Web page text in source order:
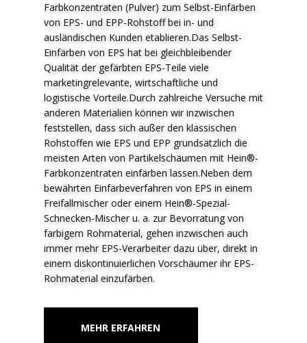
Farbkonzentraten (Pulver) zum Selbst-Einfärben
von EPS- und EPP-Rohstoff bei in- und
ausländischen Kunden etablieren.Das Selbst-
Einfärben von EPS hat bei gleichbleibender
Qualität der gefärbten EPS-Teile viele
marketingrelevante, wirtschaftliche und
logistische Vorteile.Durch zahlreiche Versuche mit
anderen Materialien können wir inzwischen
feststellen, dass sich außer den klassischen
Rohstoffen wie EPS und EPP grundsätzlich die
meisten Arten von Partikelschäumen mit Hein®-
Farbkonzentraten einfärben lassen.Neben dem
bewährten Einfärbeverfahren von EPS in einem
Freifallmischer oder einem Hein®-Spezial-
Schnecken-Mischer u. a. zur Bevorratung von
farbigem Rohmaterial, gehen inzwischen auch
immer mehr EPS-Verarbeiter dazu über, direkt in
einem diskontinuierlichen Vorschäumer ihr EPS-
Rohmaterial einzufärben.
MEHR ERFAHREN